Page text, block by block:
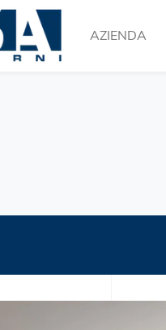
AZIENDA